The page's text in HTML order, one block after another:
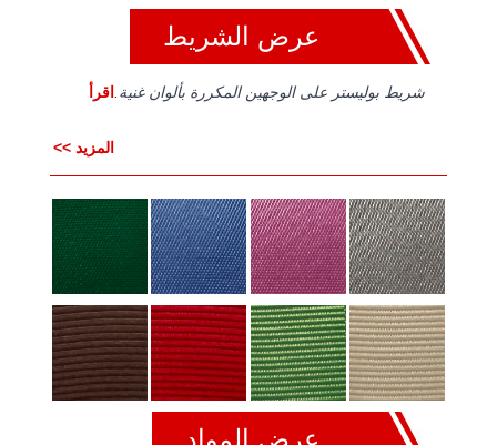
عرض الشريط
شريط بوليستر على الوجهين المكررة بألوان غنية. اقرأ
المزيد >>
عرض المواد